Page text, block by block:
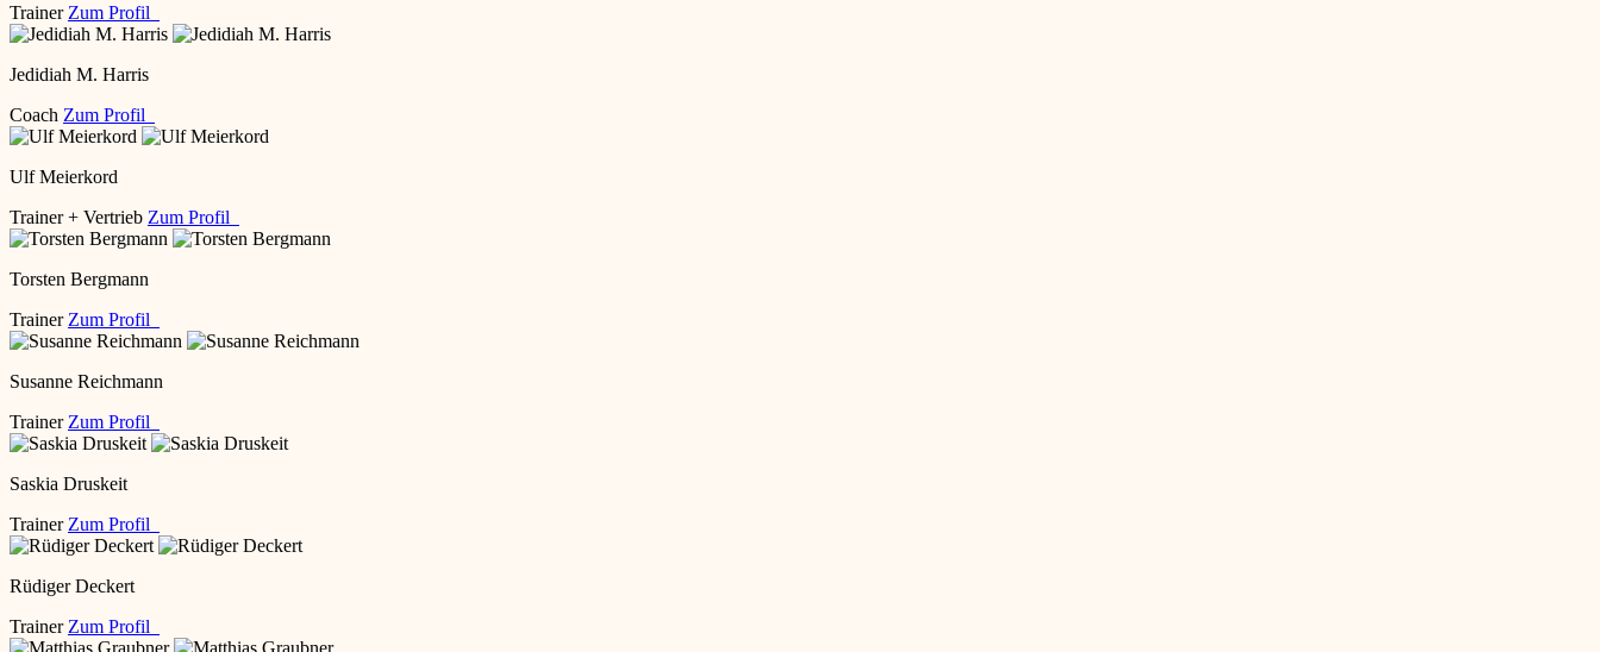
Trainer Zum Profil
Jedidiah M. Harris
Coach Zum Profil
Ulf Meierkord
Trainer + Vertrieb Zum Profil
Torsten Bergmann
Trainer Zum Profil
Susanne Reichmann
Trainer Zum Profil
Saskia Druskeit
Trainer Zum Profil
Rüdiger Deckert
Trainer Zum Profil